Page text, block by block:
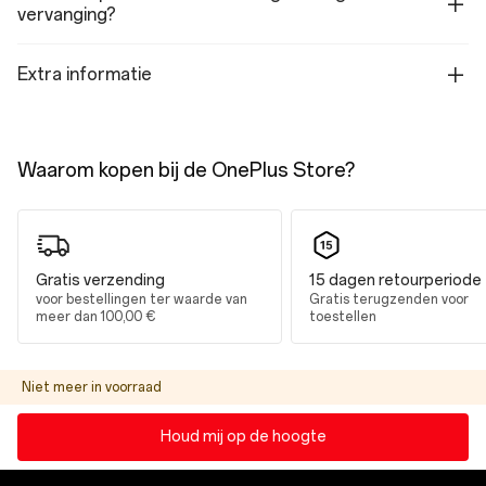
Functies
Herinneringen voor oogcomfort
Besturingssysteem: OxygenOS 16.0 gebaseerd op Android™ 16
Platform: Snapdragon® 8 Gen 5 Mobile Platform
GPU: Qualcomm® Adreno™ GPU 8-series@1225MHz
Opslag: 256GB/512GB/ UFS 4.1
Trilling: Lineaire motor X-as
Beschikbare configuraties: 12GB+256GB / 12GB+512GB
vervanging?
Extra informatie
Waarom kopen bij de OnePlus Store?
Gratis verzending
voor bestellingen ter waarde van
meer dan 100,00 €
15 dagen retourperiode
Gratis terugzenden voor
toestellen
Niet meer in voorraad
Houd mij op de hoogte